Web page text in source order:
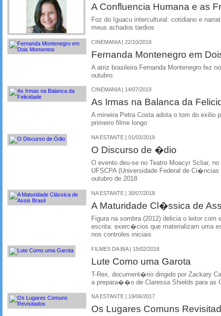
A Confluencia Humana e as
Foz do Iguacu intercultural: cotidiano e
meus achados tardios
CINEMANIA | 22/10/2019
Fernanda Montenegro em
A atriz brasileira Fernanda Montenegro fez
outubro
CINEMANIA | 14/07/2019
As Irmas na Balanca da
A mineira Petra Costa adota o tom do exilio
primeiro filme longo
NA ESTANTE | 01/03/2019
O Discurso de �dio
O evento deu-se no Teatro Moacyr Scliar,
UFSCPA (Universidade Federal de
outubro de 2018
NA ESTANTE | 30/07/2018
A Maturidade Cl�ssica de
Figura na sombra (2012) delicia o leitor
escrita: exerc�cios que materializam uma
nos controles iniciais
FILMES DA BIA | 15/02/2018
Lute Como uma Garota
T-Rex, document�rio dirigido por Zackary
a prepara��o de Claressa Shields para as
NA ESTANTE | 19/06/2017
Os Lugares Comuns